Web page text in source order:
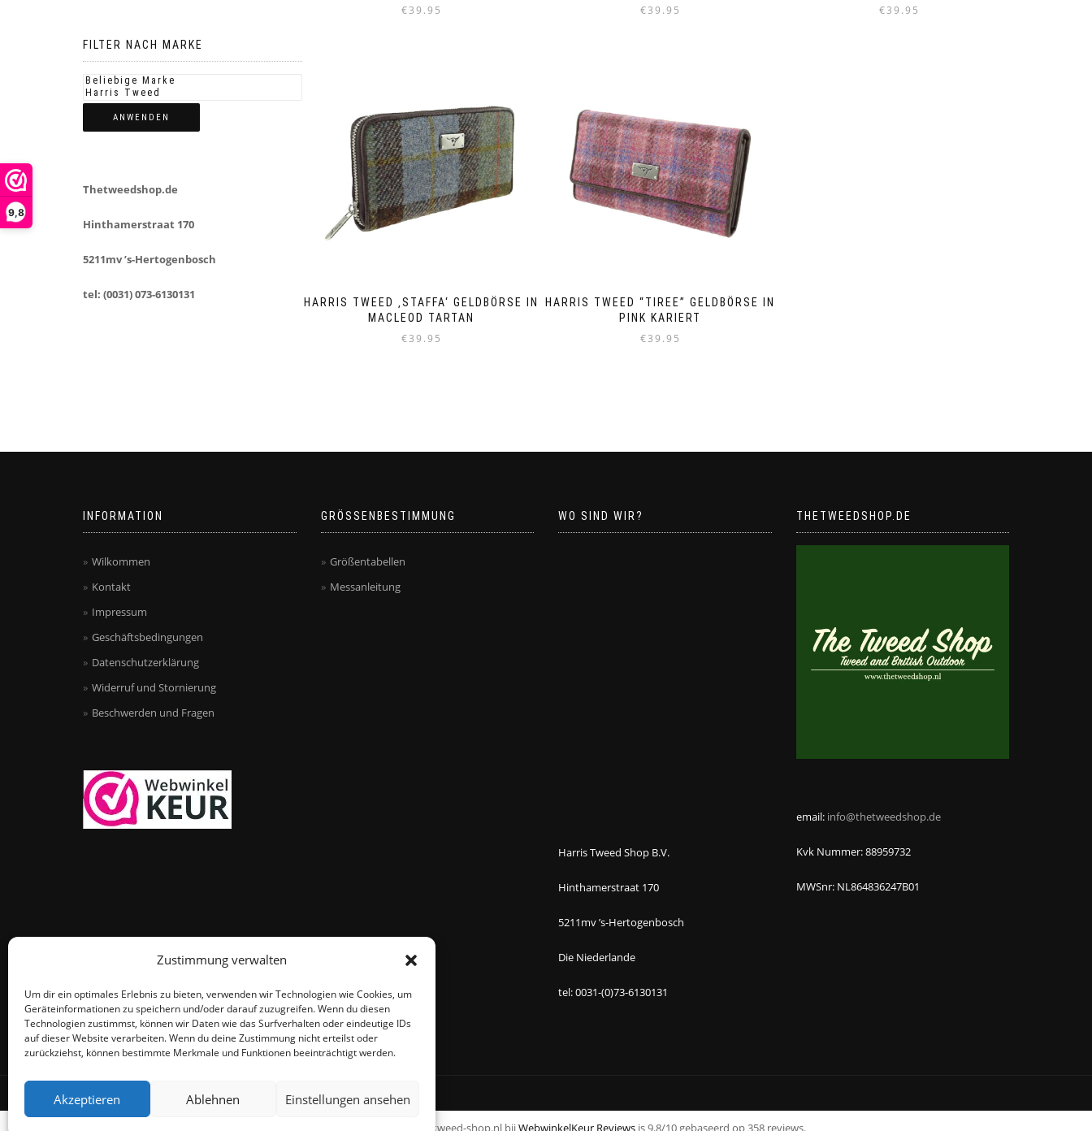
Zustimmung verwalten
Um dir ein optimales Erlebnis zu bieten, verwenden wir Technologien wie Cookies, um
Geräteinformationen zu speichern und/oder darauf zuzugreifen. Wenn du diesen
Technologien zustimmst, können wir Daten wie das Surfverhalten oder eindeutige IDs
auf dieser Website verarbeiten. Wenn du deine Zustimmung nicht erteilst oder
zurückziehst, können bestimmte Merkmale und Funktionen beeinträchtigt werden.
Akzeptieren Ablehnen Einstellungen ansehen
9,8
€39.95 €39.95 €39.95
HARRIS TWEED ‚STAFFA‘ GELDBÖRSE IN
MACLEOD TARTAN
€39.95
HARRIS TWEED “TIREE” GELDBÖRSE IN
PINK KARIERT
€39.95
FILTER NACH MARKE
ANWENDEN
Thetweedshop.de
Hinthamerstraat 170
5211mv ’s-Hertogenbosch
tel: (0031) 073-6130131
INFORMATION
Wilkommen
Kontakt
Impressum
Geschäftsbedingungen
Datenschutzerklärung
Widerruf und Stornierung
Beschwerden und Fragen
GRÖSSENBESTIMMUNG
Größentabellen
Messanleitung
WO SIND WIR?
Harris Tweed Shop B.V.
Hinthamerstraat 170
5211mv ’s-Hertogenbosch
Die Niederlande
tel: 0031-(0)73-6130131
THETWEEDSHOP.DE
email: info@thetweedshop.de
Kvk Nummer: 88959732
MWSnr: NL864836247B01
© THEMEISLE, ALL RIGHTS RESERVED
De waardering van www.harristweed-shop.nl bijWebwinkelKeur Reviews is 9.8/10 gebaseerd op 358 reviews.